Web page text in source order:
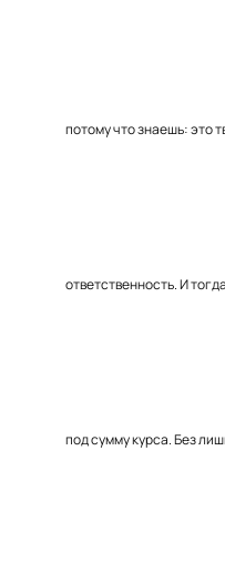
потому что знаешь: это
ответственность. И
под сумму курса. Без